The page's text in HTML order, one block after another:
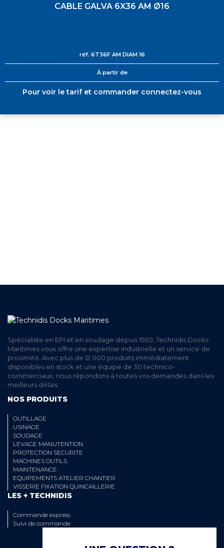
CABLE GALVA 6X36 AM Ø16
réf. 6T36F AM DIAM 16
À partir de
Pour voir le tarif et commander connectez-vous
Spécialiste en EPI et en soudage depuis 1920, Technidis Docks
Maritimes vous offre une expertise industrielle et un service de
proximité. Avec plus de 12 000 produits immédiatement
disponibles en stock et une équipe de 30 technico-
commerciaux, nous répondons à toutes vos demandes dans les
meilleurs délais.
NOS PRODUITS
OUTILLAGE
USINAGE
SOUDAGE
LEVAGE MANUTENTION
PROTECTION SECURITE
MACHINES OUTILS
MAINTENANCE
EQUIPEMENTS ATELIER CHANTIER
VISSERIE FIXATION QUINCAILLERIE
LES + TECHNIDIS
Commande express
Suivi de commande